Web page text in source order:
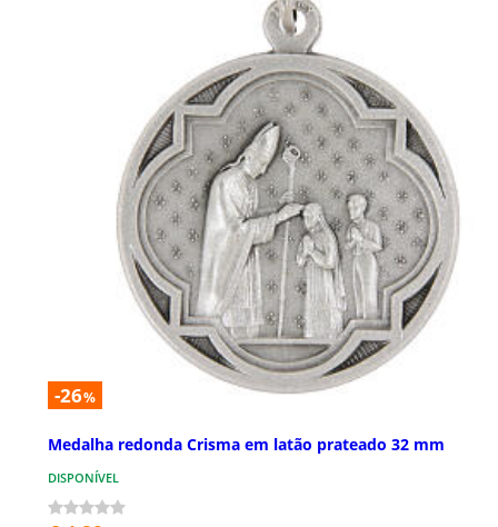
-26%
Medalha redonda Crisma em latão prateado 32 mm
DISPONÍVEL